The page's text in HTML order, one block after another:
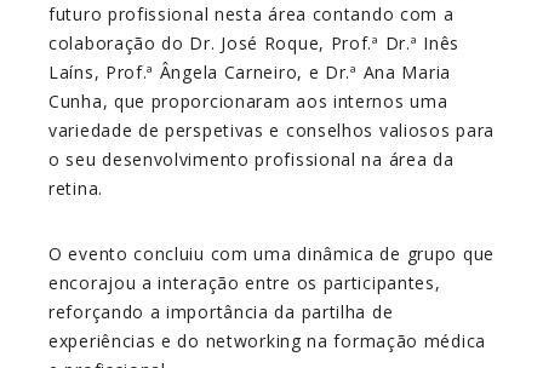
futuro profissional nesta área contando com a
colaboração do Dr. José Roque, Prof.ª Dr.ª Inês
Laíns, Prof.ª Ângela Carneiro, e Dr.ª Ana Maria
Cunha, que proporcionaram aos internos uma
variedade de perspetivas e conselhos valiosos para
o seu desenvolvimento profissional na área da
retina.
O evento concluiu com uma dinâmica de grupo que
encorajou a interação entre os participantes,
reforçando a importância da partilha de
experiências e do networking na formação médica